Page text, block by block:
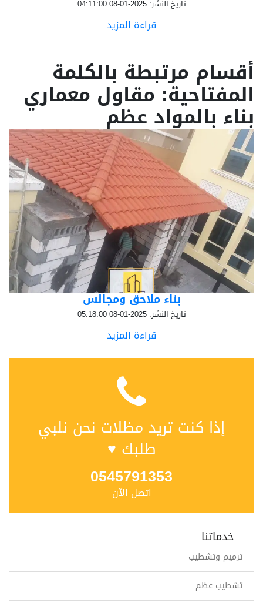
تاريخ النشر: 2025-01-08 04:11:00
قراءة المزيد
أقسام مرتبطة بالكلمة
المفتاحية: مقاول معماري
بناء بالمواد عظم
بناء ملاحق ومجالس
تاريخ النشر: 2025-01-08 05:18:00
قراءة المزيد
إذا كنت تريد مظلات نحن نلبي
طلبك ♥
0545791353
اتصل الآن
خدماتنا
ترميم وتشطيب
تشطيب عظم